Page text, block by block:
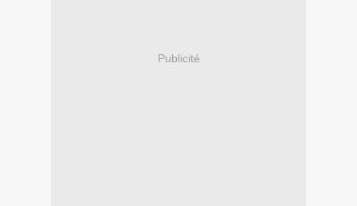
Publicité